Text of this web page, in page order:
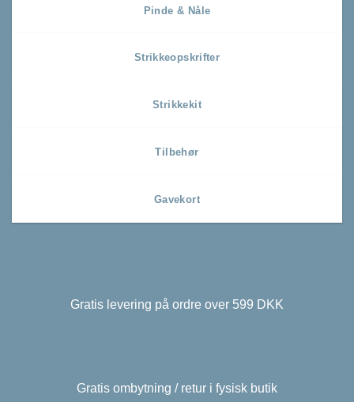
Pinde & Nåle
Strikkeopskrifter
Strikkekit
Tilbehør
Gavekort
Gratis levering på ordre over 599 DKK
Gratis ombytning / retur i fysisk butik